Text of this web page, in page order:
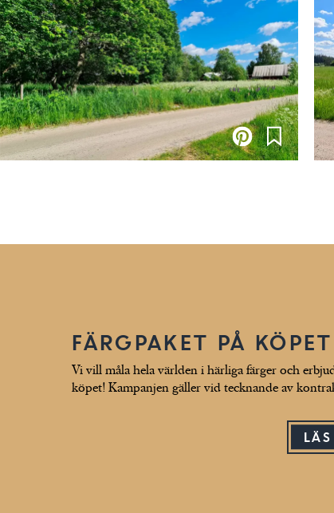
FÄRGPAKET PÅ KÖPET
Vi vill måla hela världen i härliga färger och
köpet! Kampanjen gäller vid tecknande av